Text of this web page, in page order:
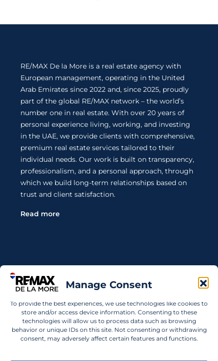
Manage Consent
To provide the best experiences, we use technologies like cookies to
store and/or access device information. Consenting to these
technologies will allow us to process data such as browsing
behavior or unique IDs on this site. Not consenting or withdrawing
consent, may adversely affect certain features and functions.
RE/MAX De la More is a real estate agency with
European management, operating in the United
Arab Emirates since 2022 and, since 2025, proudly
part of the global RE/MAX network – the world’s
number one in real estate. With over 20 years of
personal experience living, working, and investing
in the UAE, we provide clients with comprehensive,
premium real estate services tailored to their
individual needs. Our work is built on transparency,
professionalism, and a personal approach, through
which we build long-term relationships based on
trust and client satisfaction.
Read more
Contact Us
know where to start? Get in touch.
info@remaxdelamore.com